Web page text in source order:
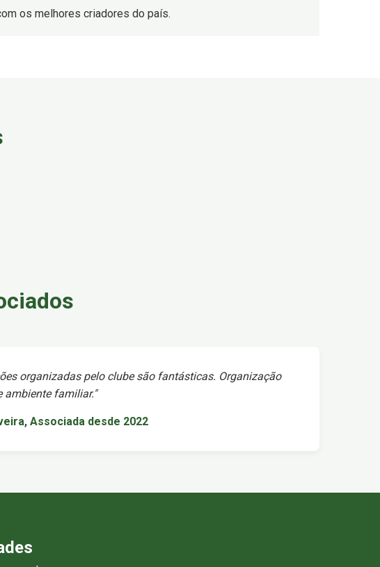
os melhores criadores do país.
organizadas pelo clube são fantásticas. Organização
ambiente familiar."
Associada desde 2022